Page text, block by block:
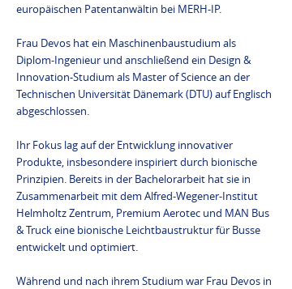
europäischen Patentanwältin bei MERH-IP.
Frau Devos hat ein Maschinenbaustudium als
Diplom-Ingenieur und anschließend ein Design &
Innovation-Studium als Master of Science an der
Technischen Universität Dänemark (DTU) auf Englisch
abgeschlossen.
Ihr Fokus lag auf der Entwicklung innovativer
Produkte, insbesondere inspiriert durch bionische
Prinzipien. Bereits in der Bachelorarbeit hat sie in
Zusammenarbeit mit dem Alfred-Wegener-Institut
Helmholtz Zentrum, Premium Aerotec und MAN Bus
& Truck eine bionische Leichtbaustruktur für Busse
entwickelt und optimiert.
Während und nach ihrem Studium war Frau Devos in